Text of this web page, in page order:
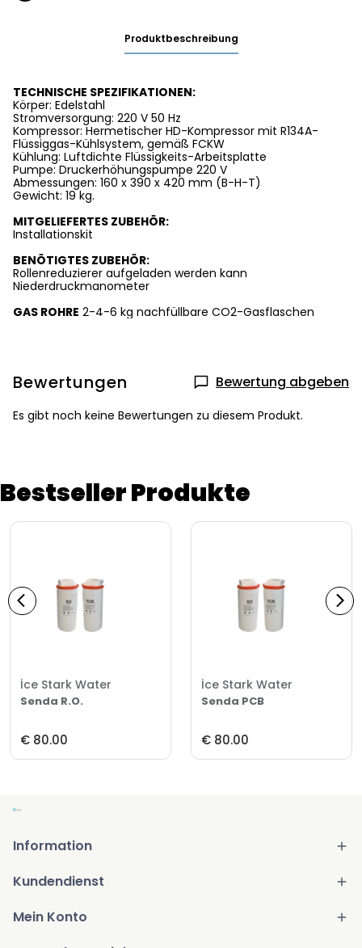
Produktbeschreibung
TECHNISCHE SPEZIFIKATIONEN:
Körper: Edelstahl
Stromversorgung: 220 V 50 Hz
Kompressor: Hermetischer HD-Kompressor mit R134A-
Flüssiggas-Kühlsystem, gemäß FCKW
Kühlung: Luftdichte Flüssigkeits-Arbeitsplatte
Pumpe: Druckerhöhungspumpe 220 V
Abmessungen: 160 x 390 x 420 mm (B-H-T)
Gewicht: 19 kg.
MITGELIEFERTES ZUBEHÖR:
Installationskit
BENÖTIGTES ZUBEHÖR:
Rollenreduzierer aufgeladen werden kann
Niederdruckmanometer
GAS ROHRE 2-4-6 kg nachfüllbare CO2-Gasflaschen
Bewertungen Bewertung abgeben
Es gibt noch keine Bewertungen zu diesem Produkt.
Bestseller Produkte
İce Stark Water
Senda R.O.
€ 80.00
İce Stark Water
Senda PCB
€ 80.00
Information
Kundendienst
Mein Konto